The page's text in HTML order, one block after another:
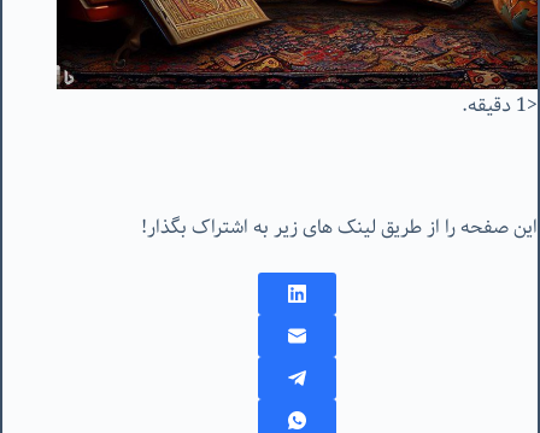
<1 دقیقه.
این صفحه را از طریق لینک های زیر به اشتراک بگذار!